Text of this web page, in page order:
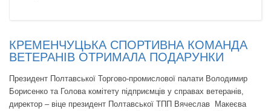
КРЕМЕНЧУЦЬКА СПОРТИВНА КОМАНДА
ВЕТЕРАНІВ ОТРИМАЛА ПОДАРУНКИ
Президент Полтавської Торгово-промислової палати Володимир
Борисенко та Голова комітету підприємців у справах ветеранів,
директор – віце президент Полтавської ТПП Вячеслав Макеєва